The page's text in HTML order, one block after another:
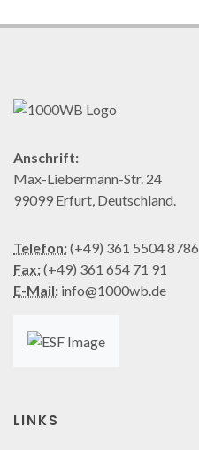
Anschrift:
Max-Liebermann-Str. 24
99099 Erfurt, Deutschland.
Telefon:(+49) 361 5504 8786
Fax:(+49) 361 654 71 91
E-Mail: info@1000wb.de
LINKS